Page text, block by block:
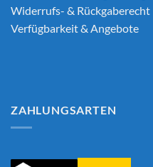
Widerrufs- & Rückgaberecht
Verfügbarkeit & Angebote
ZAHLUNGSARTEN